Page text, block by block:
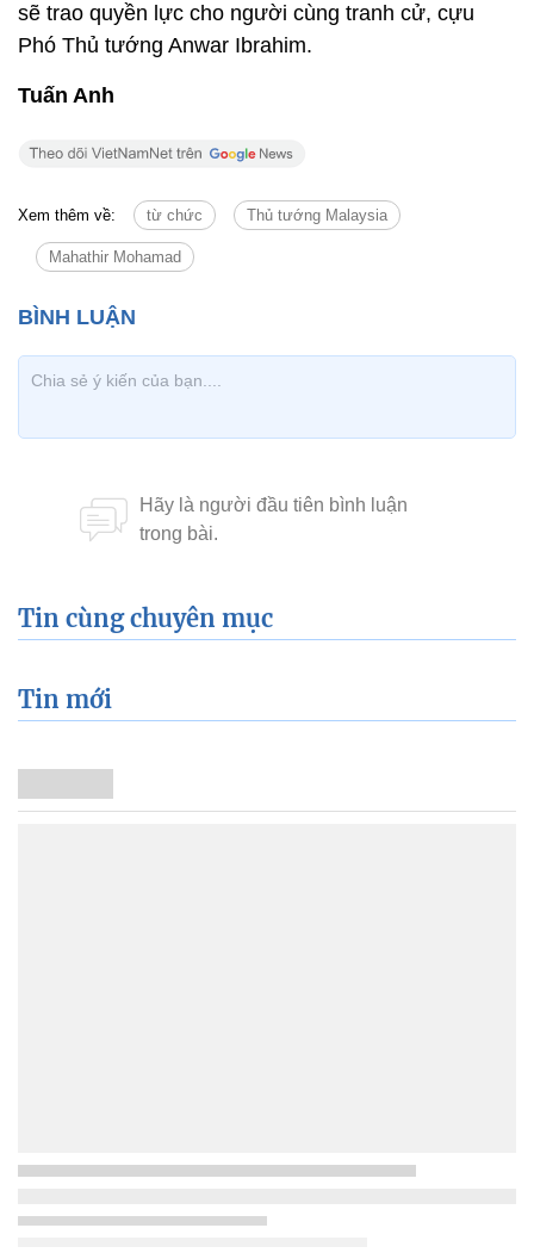
sẽ trao quyền lực cho người cùng tranh cử, cựu
Phó Thủ tướng Anwar Ibrahim.
Tuấn Anh
Xem thêm về: từ chức Thủ tướng Malaysia
Mahathir Mohamad
Tin cùng chuyên mục
Tin mới